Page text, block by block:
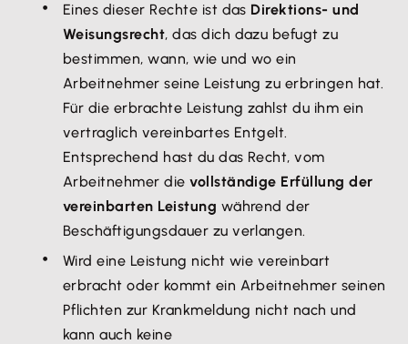
Eines dieser Rechte ist das Direktions- und
Weisungsrecht, das dich dazu befugt zu
bestimmen, wann, wie und wo ein
Arbeitnehmer seine Leistung zu erbringen hat.
Für die erbrachte Leistung zahlst du ihm ein
vertraglich vereinbartes Entgelt.
Entsprechend hast du das Recht, vom
Arbeitnehmer dievollständige Erfüllung der
vereinbarten Leistung während der
Beschäftigungsdauer zu verlangen.
Wird eine Leistung nicht wie vereinbart
erbracht oder kommt ein Arbeitnehmer seinen
Pflichten zur Krankmeldung nicht nach und
kann auch keine